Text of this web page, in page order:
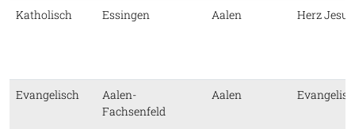
Katholisch Essingen Aalen Herz Jesu
Evangelisch
Aalen-
Fachsenfeld
Aalen